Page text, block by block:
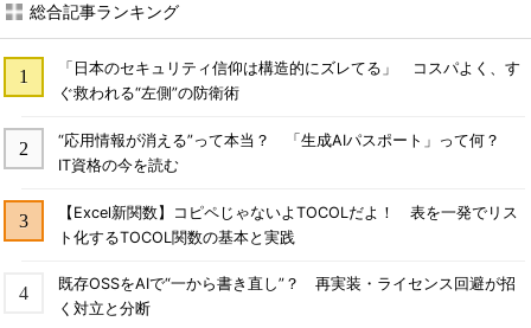
総合記事ランキング
「日本のセキュリティ信仰は構造的にズレてる」 コスパよく、す
ぐ救われる“左側”の防衛術
“応用情報が消える”って本当？ 「生成AIパスポート」って何？
IT資格の今を読む
【Excel新関数】コピペじゃないよTOCOLだよ！ 表を一発でリス
ト化するTOCOL関数の基本と実践
既存OSSをAIで“一から書き直し”？ 再実装・ライセンス回避が招
く対立と分断